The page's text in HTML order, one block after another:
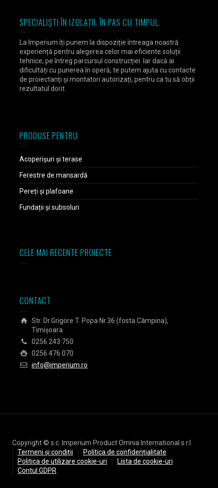
SPECIALIȘTI ÎN IZOLAȚII. ÎN PAS CU TIMPUL.
La Imperium îți punem la dispoziție întreaga noastră
experiență pentru alegerea celor mai eficiente soluții
tehnice, pe întreg parcursul construcției. Iar dacă ai
dificultăți cu punerea în operă, te putem ajuta cu contacte
de proiectanți și montatori autorizați, pentru ca tu să obții
rezultatul dorit.
PRODUSE PENTRU
Acoperișuri și terase
Ferestre de mansardă
Pereți și plafoane
Fundații și subsoluri
CELE MAI RECENTE PROIECTE
CONTACT
Str. Dr.Grigore T. Popa Nr.36 (fosta Câmpina),
Timișoara
0256 243 750
0256 476 070
info@imperium.ro
Copyright © s.c. Imperium Product Omnia International s.r.l.
Termeni și condiții
Politica de confidențialitate
Politica de utilizare cookie-uri
Lista de cookie-uri
Contul GDPR